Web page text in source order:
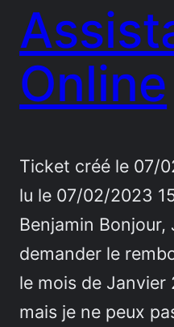
Online
Ticket créé le 07/
lu le 07/02/2023
Benjamin Bonjour,
demander le
le mois de Janvier
mais je ne peux